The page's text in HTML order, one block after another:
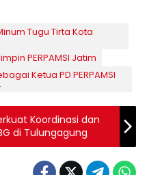
Tugu Tirta Kota
PERPAMSI Jatim
Ketua PD PERPAMSI
Koordinasi dan
di Tulungagung